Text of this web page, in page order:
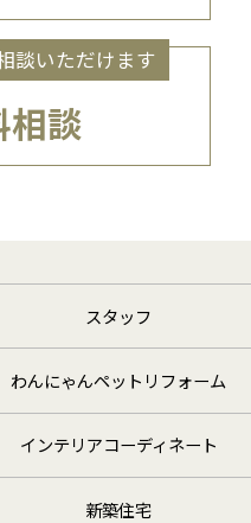
談いただけます
相談
スタッフ
わんにゃんペットリフォーム
インテリアコーディネート
新築住宅